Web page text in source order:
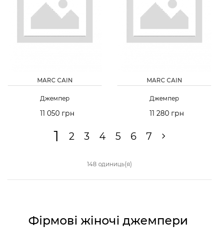
MARC CAIN
Джемпер
11 050 грн
MARC CAIN
Джемпер
11 280 грн
1 2 3 4 5 6 7
148 одиниць(я)
Фірмові жіночі джемпери